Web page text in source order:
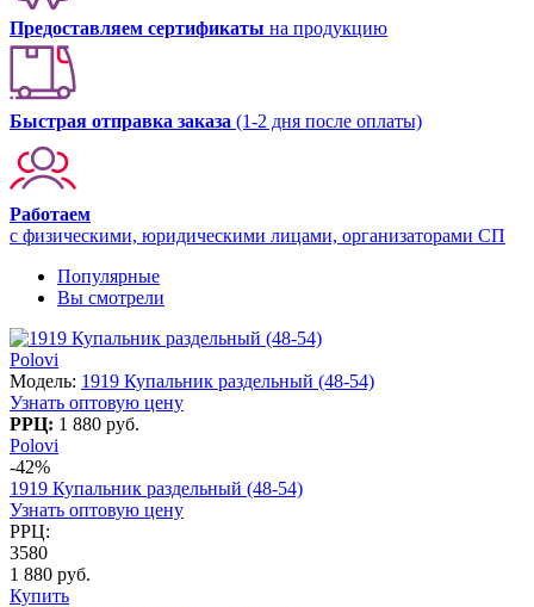
Предоставляем сертификаты на продукцию
Быстрая отправка заказа (1-2 дня после оплаты)
Работаем
с физическими, юридическими лицами, организаторами СП
Популярные
Вы смотрели
Polovi
Модель: 1919 Купальник раздельный (48-54)
Узнать оптовую цену
РРЦ: 1 880 руб.
Polovi
-42%
1919 Купальник раздельный (48-54)
Узнать оптовую цену
РРЦ:
3580
1 880 руб.
Купить